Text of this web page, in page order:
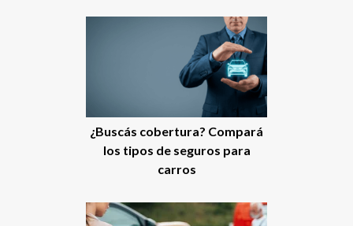
¿Buscás cobertura? Compará
los tipos de seguros para
carros